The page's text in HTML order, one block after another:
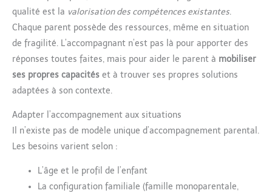
qualité est la valorisation des compétences existantes.
Chaque parent possède des ressources, même en situation
de fragilité. L’accompagnant n’est pas là pour apporter des
réponses toutes faites, mais pour aider le parent à mobiliser
ses propres capacités et à trouver ses propres solutions
adaptées à son contexte.
Adapter l’accompagnement aux situations
Il n’existe pas de modèle unique d’accompagnement parental.
Les besoins varient selon :
L’âge et le profil de l’enfant
La configuration familiale (famille monoparentale,